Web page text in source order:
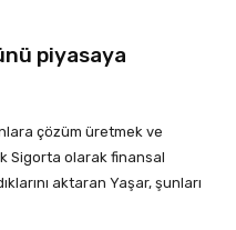
piyasaya
çözüm üretmek ve
Sigorta olarak finansal
aktaran Yaşar, şunları